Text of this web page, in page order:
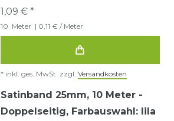
1,09 € *
10 Meter | 0,11 € / Meter
* inkl. ges. MwSt. zzgl. Versandkosten
Satinband 25mm, 10 Meter -
Doppelseitig, Farbauswahl: lila